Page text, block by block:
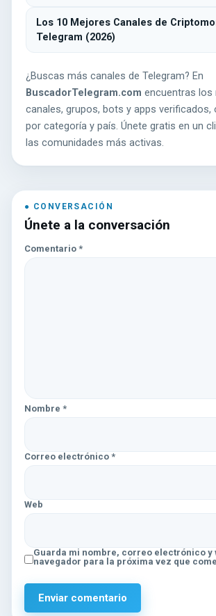
Los 10 Mejores Canales de
Telegram (2026)
¿Buscas más canales de Telegram? En
BuscadorTelegram.com encuentras los
canales, grupos, bots y apps verificados,
por categoría y país. Únete gratis en un
las comunidades más activas.
Únete a la conversación
Comentario *
Nombre *
Correo electrónico *
Web
Guarda mi nombre, correo electrónico y
navegador para la próxima vez que